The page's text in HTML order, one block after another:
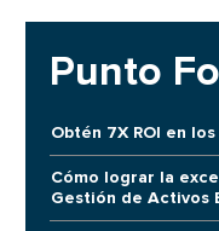
Punto
Obtén 7X ROI en
Cómo lograr la
Gestión de Activos